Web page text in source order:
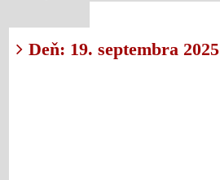
Deň: 19. septembra 2025